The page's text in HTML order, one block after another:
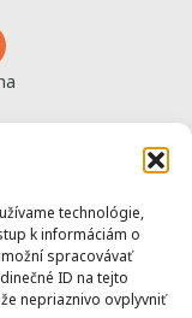
technológie,
k informáciám o
spracovávať
ID na tejto
nepriaznivo ovplyvniť
s horčicovou
fritéze
pokročilé